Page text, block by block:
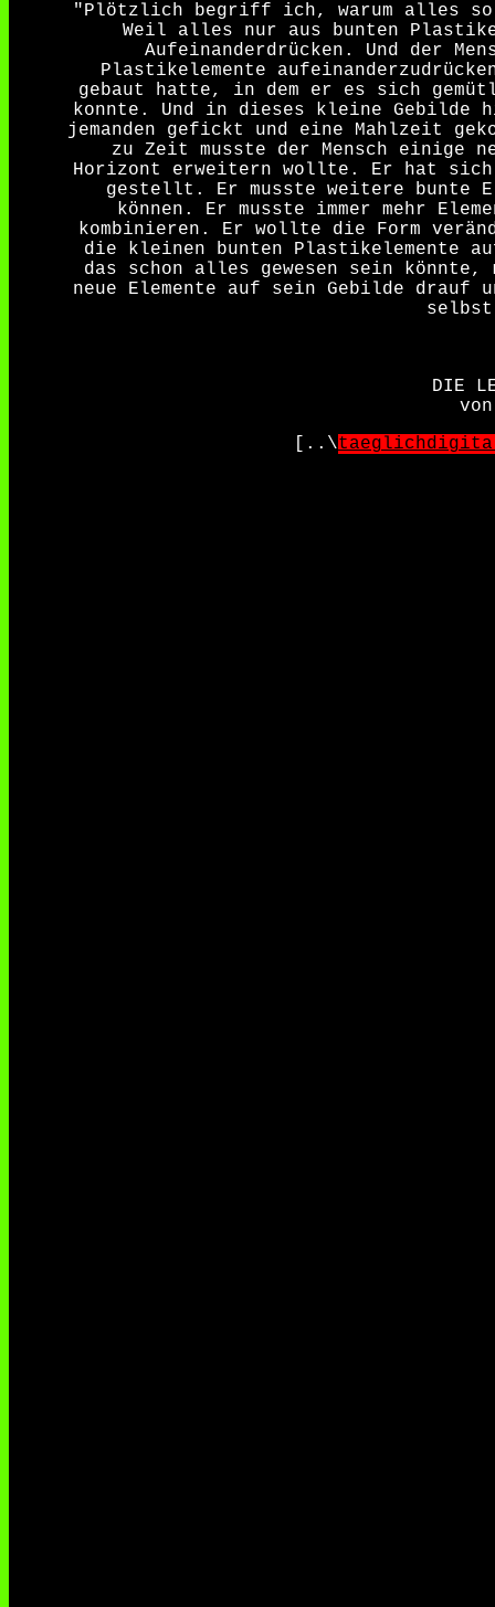
"Plötzlich begriff ich, warum alles
Weil alles nur aus bunten
Aufeinanderdrücken. Und der
Plastikelemente
gebaut hatte, in dem er es sich
konnte. Und in dieses kleine Gebilde
jemanden gefickt und eine Mahlzeit
zu Zeit musste der Mensch einige
Horizont erweitern wollte. Er hat sich
gestellt. Er musste weitere bunte
können. Er musste immer mehr
kombinieren. Er wollte die Form
die kleinen bunten Plastikelemente
das schon alles gewesen sein
neue Elemente auf sein Gebilde
DIE
[..\